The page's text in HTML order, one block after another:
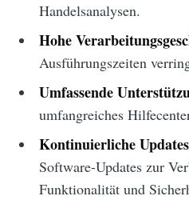
Handelsanalysen.
Hohe
Ausführungszeiten
Umfassende
umfangreiches
Kontinuierliche
Software-Updates zur
Funktionalität und